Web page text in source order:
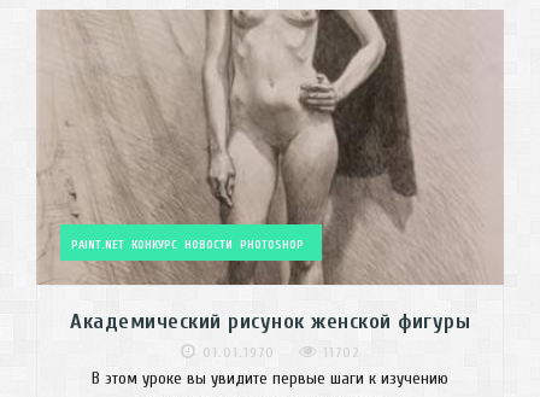
PAINT.NET КОНКУРС НОВОСТИ PHOTOSHOP
Академический рисунок женской фигуры
01.01.1970 11702
В этом уроке вы увидите первые шаги к изучению